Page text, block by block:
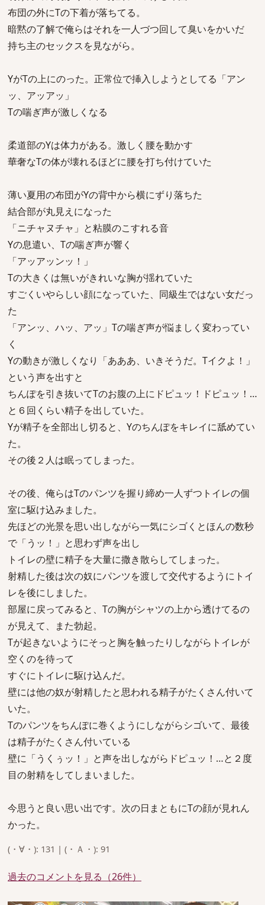
布団の外にTの下着が落ちてる。
暗黙の了解で俺らはそれを一人づつ回して臭いをかいだ
持ち主のセックスを見ながら。
YがTの上にのった。正常位で挿入しようとしてる「アン
ッ、アッアッ」
Tの喘ぎ声が激しくなる
柔道部のYは体力がある。激しく腰を動かす
華奢なTの体が壊れるほどに腰を打ち付けていた
薄い夏用の布団がYの背中から横にずり落ちた
結合部が丸見えになった
「ニチャヌチャ」と粘膜のこすれる音
Yの息遣い、Tの喘ぎ声が響く
「アッアッンッ！」
Tの大きくは無いがきれいな胸が揺れていた
すごくいやらしい顔になっていた、同級生ではない女だっ
た
「アンッ、ハッ、アッ」Tの喘ぎ声が悩ましく変わってい
く
Yの動きが激しくなり「あああ、いきそうだ。Tイクよ！」
という声を出すと
ちんぽを引き抜いてTのお腹の上にドピュッ！ドピュッ！…
と６回くらい精子を出していた。
Yが精子を全部出し切ると、Yのちんぽをキレイに舐めてい
た。
その後２人は眠ってしまった。
その後、俺らはTのパンツを握り締め一人ずつトイレの個
室に駆け込みました。
先ほどの光景を思い出しながら一気にシゴくとほんの数秒
で「うッ！」と思わず声を出し
トイレの壁に精子を大量に撒き散らしてしまった。
射精した後は次の奴にパンツを渡して交代するようにトイ
レを後にしました。
部屋に戻ってみると、Tの胸がシャツの上から透けてるの
が見えて、また勃起。
Tが起きないようにそっと胸を触ったりしながらトイレが
空くのを待って
すぐにトイレに駆け込んだ。
壁には他の奴が射精したと思われる精子がたくさん付いて
いた。
Tのパンツをちんぽに巻くようにしながらシゴいて、最後
は精子がたくさん付いている
壁に「うくぅッ！」と声を出しながらドピュッ！…と２度
目の射精をしてしまいました。
今思うと良い思い出です。次の日まともにTの顔が見れん
かった。
(・∀・): 131 | (・Ａ・): 91
過去のコメントを見る（26件）